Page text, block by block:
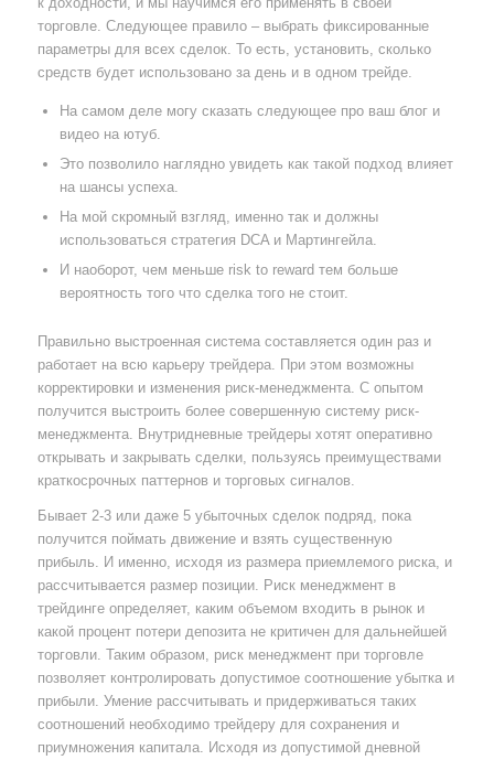
торговле. Следующее правило – выбрать фиксированные
параметры для всех сделок. То есть, установить, сколько
средств будет использовано за день и в одном трейде.
На самом деле могу сказать следующее про ваш блог и
видео на ютуб.
Это позволило наглядно увидеть как такой подход влияет
на шансы успеха.
На мой скромный взгляд, именно так и должны
использоваться стратегия DCA и Мартингейла.
И наоборот, чем меньше risk to reward тем больше
вероятность того что сделка того не стоит.
Правильно выстроенная система составляется один раз и
работает на всю карьеру трейдера. При этом возможны
корректировки и изменения риск-менеджмента. С опытом
получится выстроить более совершенную систему риск-
менеджмента. Внутридневные трейдеры хотят оперативно
открывать и закрывать сделки, пользуясь преимуществами
краткосрочных паттернов и торговых сигналов.
Бывает 2-3 или даже 5 убыточных сделок подряд, пока
получится поймать движение и взять существенную
прибыль. И именно, исходя из размера приемлемого риска, и
рассчитывается размер позиции. Риск менеджмент в
трейдинге определяет, каким объемом входить в рынок и
какой процент потери депозита не критичен для дальнейшей
торговли. Таким образом, риск менеджмент при торговле
позволяет контролировать допустимое соотношение убытка и
прибыли. Умение рассчитывать и придерживаться таких
соотношений необходимо трейдеру для сохранения и
приумножения капитала. Исходя из допустимой дневной